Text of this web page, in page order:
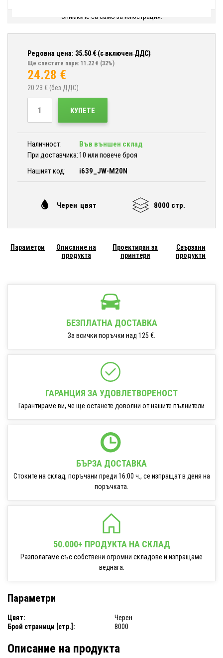
Снимките са само за илюстрация.
Редовна цена: 35.50€ (с включен ДДС)
Ще спестите пари: 11.22 € (32%)
24.28 €
20.23 € (без ДДС)
КУПЕТЕ
Наличност:
Във външен склад
При доставчика:10 или повече броя
Нашият код:
i639_JW-M20N
Черен цвят 8000 стр.
Параметри
Описание на
продукта
Проектиран за
принтери
Свързани
продукти
БЕЗПЛАТНА ДОСТАВКА
За всички поръчки над 125 €.
ГАРАНЦИЯ ЗА УДОВЛЕТВОРЕНОСТ
Гарантираме ви, че ще останете доволни от нашите пълнители
БЪРЗА ДОСТАВКА
Стоките на склад, поръчани преди 16:00 ч., се изпращат в деня на
поръчката.
50.000+ ПРОДУКТА НА СКЛАД
Разполагаме със собствени огромни складове и изпращаме
веднага.
Параметри
Цвят:
Черен
Брой страници [стр.]:
8000
Описание на продукта